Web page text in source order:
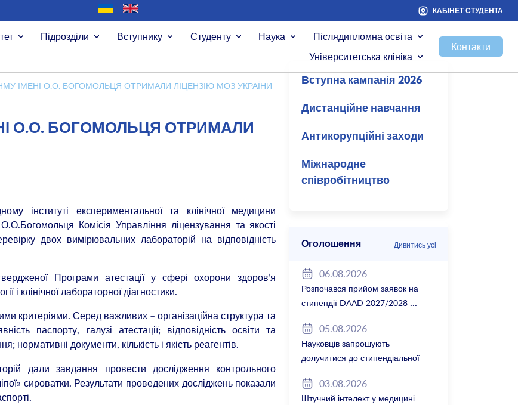
КАБІНЕТ СТУДЕНТА
Підрозділи Вступнику Студенту Наука
Післядипломна освіта
Університетська клініка
Контакти
НМУ ІМЕНІ О.О. БОГОМОЛЬЦЯ ОТРИМАЛИ ЛІЦЕНЗІЮ МОЗ УКРАЇНИ
О.О. БОГОМОЛЬЦЯ ОТРИМАЛИ
інституті експериментальної та клінічної медицини
Комісія Управління ліцензування та якості
двох вимірювальних лабораторій на відповідність
Програми атестації у сфері охорони здоров’я
і клінічної лабораторної діагностики.
критеріями. Серед важливих – організаційна структура та
паспорту, галузі атестації; відповідність освіти та
нормативні документи, кількість і якість реагентів.
дали завдання провести дослідження контрольного
сироватки. Результати проведених досліджень показали
Вступна кампанія 2026
Дистанційне навчання
Антикорупційні заходи
Міжнародне
співробітництво
Оголошення Дивитись усі
06.08.2026
Розпочався прийом заявок на
стипендії DAAD 2027/2028
05.08.2026
Науковців запрошують
долучитися до стипендіальної
Баварія 2027/28
03.08.2026
Штучний інтелект у медицині: